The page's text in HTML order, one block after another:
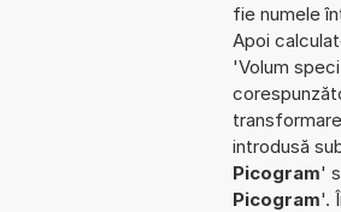
fie numele
Apoi
'Volum
introdusă
Picogram'
Picogram'.